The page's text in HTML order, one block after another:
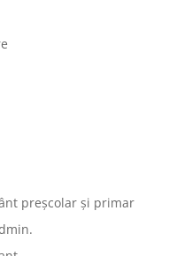
preșcolar și primar